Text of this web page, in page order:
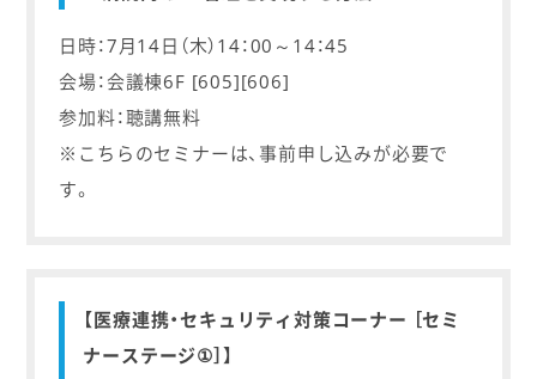
日時：7月14日（木）14：00～14：45
会場：会議棟6F [605][606]
参加料：聴講無料
※こちらのセミナーは、事前申し込みが必要で
す。
【医療連携・セキュリティ対策コーナー ［セミ
ナーステージ①］】